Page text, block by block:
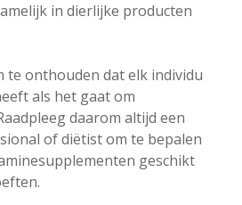
in dierlijke producten
te onthouden dat elk individu
als het gaat om
daarom altijd een
of diëtist om te bepalen
geschikt